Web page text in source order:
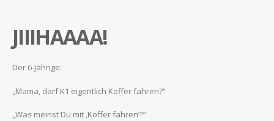
JIIIHAAAA!
Der 6-Jährige:
„Mama, darf K1 eigentlich Koffer fahren?“
„Was meinst Du mit ‚Koffer fahren‘?“